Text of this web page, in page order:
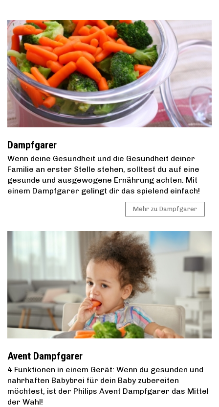
Dampfgarer
Wenn deine Gesundheit und die Gesundheit deiner
Familie an erster Stelle stehen, solltest du auf eine
gesunde und ausgewogene Ernährung achten. Mit
einem Dampfgarer gelingt dir das spielend einfach!
Mehr zu Dampfgarer
Avent Dampfgarer
4 Funktionen in einem Gerät: Wenn du gesunden und
nahrhaften Babybrei für dein Baby zubereiten
möchtest, ist der Philips Avent Dampfgarer das Mittel
der Wahl!